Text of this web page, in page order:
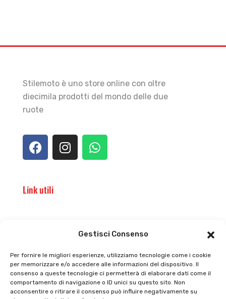
Gestisci Consenso
Per fornire le migliori esperienze, utilizziamo tecnologie come i cookie
per memorizzare e/o accedere alle informazioni del dispositivo. Il
consenso a queste tecnologie ci permetterà di elaborare dati come il
comportamento di navigazione o ID unici su questo sito. Non
acconsentire o ritirare il consenso può influire negativamente su
Stilemoto è uno store online con oltre
diecimila prodotti del mondo delle due
ruote
Link utili
Privacy policy
Cookie policy
Tutti prodotti
Termini e condizioni